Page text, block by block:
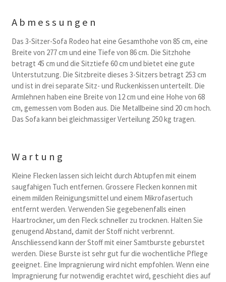
Abmessungen
Das 3-Sitzer-Sofa Rodeo hat eine Gesamthohe von 85 cm, eine
Breite von 277 cm und eine Tiefe von 86 cm. Die Sitzhohe
betragt 45 cm und die Sitztiefe 60 cm und bietet eine gute
Unterstutzung. Die Sitzbreite dieses 3-Sitzers betragt 253 cm
und ist in drei separate Sitz- und Ruckenkissen unterteilt. Die
Armlehnen haben eine Breite von 12 cm und eine Hohe von 68
cm, gemessen vom Boden aus. Die Metallbeine sind 20 cm hoch.
Das Sofa kann bei gleichmassiger Verteilung 250 kg tragen.
Wartung
Kleine Flecken lassen sich leicht durch Abtupfen mit einem
saugfahigen Tuch entfernen. Grossere Flecken konnen mit
einem milden Reinigungsmittel und einem Mikrofasertuch
entfernt werden. Verwenden Sie gegebenenfalls einen
Haartrockner, um den Fleck schneller zu trocknen. Halten Sie
genugend Abstand, damit der Stoff nicht verbrennt.
Anschliessend kann der Stoff mit einer Samtburste geburstet
werden. Diese Burste ist sehr gut fur die wochentliche Pflege
geeignet. Eine Impragnierung wird nicht empfohlen. Wenn eine
Impragnierung fur notwendig erachtet wird, geschieht dies auf